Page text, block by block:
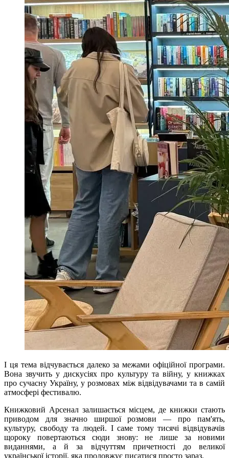
І ця тема відчувається далеко за межами офіційної програми.
Вона звучить у дискусіях про культуру та війну, у книжках
про сучасну Україну, у розмовах між відвідувачами та в самій
атмосфері фестивалю.
Книжковий Арсенал залишається місцем, де книжки стають
приводом для значно ширшої розмови — про пам'ять,
культуру, свободу та людей. І саме тому тисячі відвідувачів
щороку повертаються сюди знову: не лише за новими
виданнями, а й за відчуттям причетності до великої
української історії, яка продовжує писатися просто зараз.